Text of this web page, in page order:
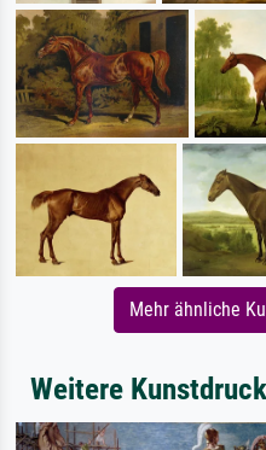
Mehr ähnliche
Weitere